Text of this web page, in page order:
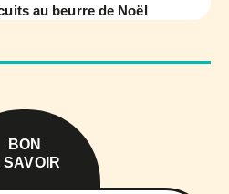
au beurre de Noël
BON
SAVOIR